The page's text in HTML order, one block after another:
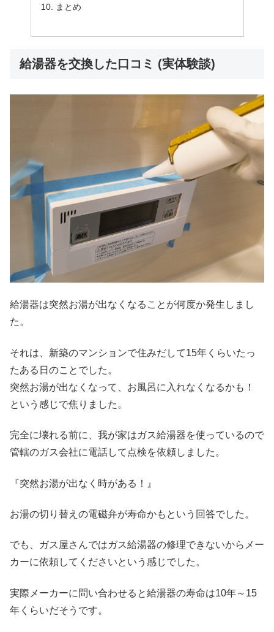
まとめ
給湯器を交換した口コミ (実体験談)
給湯器は突然お湯が出なくなることが何度か発生しまし
た。
それは、新築のマンションで住みだして15年くらいたっ
たある日のことでした。
突然お湯が出なくなって、お風呂に入れなくなるかも！
という感じで焦りました。
完全に壊れる前に、我が家はガス給湯器を使っているので
管轄のガス会社に電話して点検を依頼しました。
『突然お湯が出なく時がある！』
お湯の切り替えの電磁弁が寿命かもという回答でした。
でも、ガス屋さんではガス給湯器の修理できないからメー
カーに依頼してくださいという感じでした。
実際メーカーに問い合わせると給湯器の寿命は10年～15
年くらいだそうです。